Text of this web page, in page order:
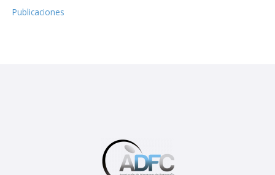
Publicaciones